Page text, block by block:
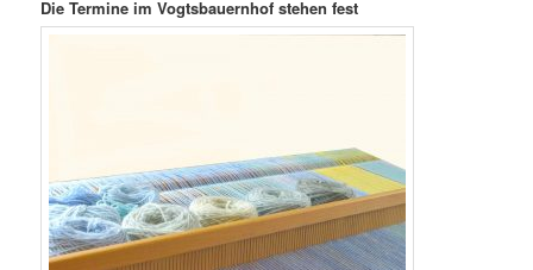
Die Termine im Vogtsbauernhof stehen fest